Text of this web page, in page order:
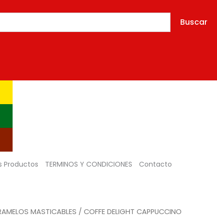
Buscar
Productos TERMINOS Y CONDICIONES Contacto
MASTICABLES / COFFE DELIGHT CAPPUCCINO
100UND
cantidad